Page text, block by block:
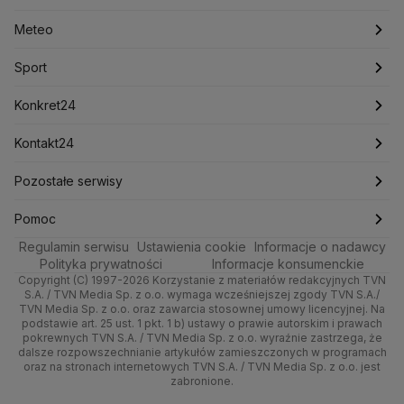
Lotnisko Chopina
Mariusz Błaszczak
Mark Zuckerberg
Ministerstwo Aktywów Państwowych
Ministerstwo Infrastruktury
Ministerstwo Rolnictwa
Ministerstwo Rozwoju i Technologii
Ministerstwo Sportu i Turystyki
Ministerstwo Cyfryzacji
Ministerstwo Edukacji Narodowej
Ministerstwo Finansów
Ministerstwo Klimatu i Środowiska
Ministerstwo Nauki i Szkolnictwa Wyższego
Meteo
Sport
Zdrowie
Technologia
Quizy
Tematy
Artykuły
Newslettery
Fakty o Świecie
Ludzie Faktów
Łódź
Katowice
Kraków
Poznań
Trójmiasto
Kielce
Kujawsko-pomorskie
Lublin
Lubuskie
Najnowsze
Notowania
Pieniądze
Nieruchomości
Rynki
Dla firm
Handel
Ze świata
Tech
Moto
Meteo
Pogoda godzinowa
Pogoda długoterminowa
Pogoda na jutro
Pogoda na weekend
Najnowsze
Polska
Prognoza
Świat
Nauka
Sport
Piłka Nożna
Tenis
Kolarstwo
Skoki Narciarskie
Sporty zimowe
Lekkoatletyka
Siatkówka
F1
Konkret24
Najnowsze
Polska
Świat
Polityka
Zdrowie
Tech
Nauka
Kontakt24
Najnowsze
Gorące Tematy
Wyślij zgłoszenie
Pozostałe serwisy
TVN
Dzień Dobry TVN
Uwaga TVN
HGTV
TVN Turbo
Pomoc
Centrum pomocy
Test zgodności
Oglądaj na TV
Zrealizuj voucher
Regulamin serwisu Ustawienia cookie
Informacje o nadawcy
Polityka prywatności
Informacje konsumenckie
Copyright (C) 1997-2026 Korzystanie z materiałów redakcyjnych TVN
S.A. / TVN Media Sp. z o.o. wymaga wcześniejszej zgody TVN S.A./
TVN Media Sp. z o.o. oraz zawarcia stosownej umowy licencyjnej. Na
podstawie art. 25 ust. 1 pkt. 1 b) ustawy o prawie autorskim i prawach
pokrewnych TVN S.A. / TVN Media Sp. z o.o. wyraźnie zastrzega, że
dalsze rozpowszechnianie artykułów zamieszczonych w programach
oraz na stronach internetowych TVN S.A. / TVN Media Sp. z o.o. jest
zabronione.